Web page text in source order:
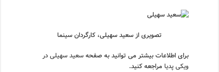
تصویری از سعید سهیلی، کارگردان سینما
برای اطلاعات بیشتر می توانید به صفحهسعید سهیلی در
ویکی پدیا مراجعه کنید.